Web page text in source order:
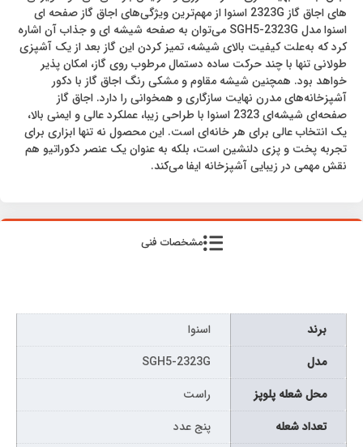
های اجاق گاز 2323G اسنوا از مهم‌ترین ویژگی‌های اجاق گاز صفحه ای
اسنوا مدل SGH5-2323G می‌توان به صفحه شیشه ای و جذاب آن اشاره
کرد که به‌علت کیفیت بالای شیشه، تمیز کردن این گاز بعد از یک آشپزی
طولانی تنها با چند حرکت ساده دستمال مرطوب روی گاز، امکان پذیر
خواهد بود. همچنین شیشه مقاوم و مشکی رنگ اجاق گاز با دکور
آشپزخانه‌های مدرن نهایت سازگاری و همخوانی را دارد. اجاق گاز
صفحه‌ای شیشه‌ای 2323 اسنوا با طراحی زیبا، عملکرد عالی و ایمنی بالا،
یک انتخاب عالی برای هر خانه‌ای است. این محصول نه تنها ابزاری برای
تجربه پخت و پزی دلنشین است، بلکه به عنوان یک عنصر دکوراتیو هم
نقش مهمی در زیبایی آشپزخانه ایفا می‌کند.
مشخصات فنی
برند
اسنوا
مدل
SGH5-2323G
محل شعله پلوپز
راست
تعداد شعله
پنج عدد